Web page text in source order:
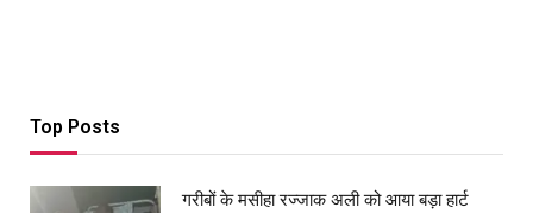
Top Posts
गरीबों के मसीहा रज्‍जाक अली को आया बड़ा हार्ट